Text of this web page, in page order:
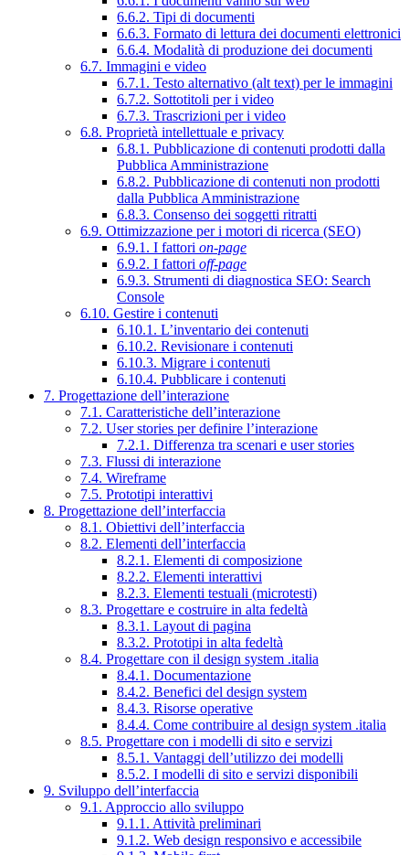
6.6.2. Tipi di documenti
6.6.3. Formato di lettura dei documenti elettronici
6.6.4. Modalità di produzione dei documenti
6.7. Immagini e video
6.7.1. Testo alternativo (alt text) per le immagini
6.7.2. Sottotitoli per i video
6.7.3. Trascrizioni per i video
6.8. Proprietà intellettuale e privacy
6.8.1. Pubblicazione di contenuti prodotti dalla
Pubblica Amministrazione
6.8.2. Pubblicazione di contenuti non prodotti
dalla Pubblica Amministrazione
6.8.3. Consenso dei soggetti ritratti
6.9. Ottimizzazione per i motori di ricerca (SEO)
6.9.1. I fattori on-page
6.9.2. I fattori off-page
6.9.3. Strumenti di diagnostica SEO: Search
Console
6.10. Gestire i contenuti
6.10.1. L’inventario dei contenuti
6.10.2. Revisionare i contenuti
6.10.3. Migrare i contenuti
6.10.4. Pubblicare i contenuti
7. Progettazione dell’interazione
7.1. Caratteristiche dell’interazione
7.2. User stories per definire l’interazione
7.2.1. Differenza tra scenari e user stories
7.3. Flussi di interazione
7.4. Wireframe
7.5. Prototipi interattivi
8. Progettazione dell’interfaccia
8.1. Obiettivi dell’interfaccia
8.2. Elementi dell’interfaccia
8.2.1. Elementi di composizione
8.2.2. Elementi interattivi
8.2.3. Elementi testuali (microtesti)
8.3. Progettare e costruire in alta fedeltà
8.3.1. Layout di pagina
8.3.2. Prototipi in alta fedeltà
8.4. Progettare con il design system .italia
8.4.1. Documentazione
8.4.2. Benefici del design system
8.4.3. Risorse operative
8.4.4. Come contribuire al design system .italia
8.5. Progettare con i modelli di sito e servizi
8.5.1. Vantaggi dell’utilizzo dei modelli
8.5.2. I modelli di sito e servizi disponibili
9. Sviluppo dell’interfaccia
9.1. Approccio allo sviluppo
9.1.1. Attività preliminari
9.1.2. Web design responsivo e accessibile